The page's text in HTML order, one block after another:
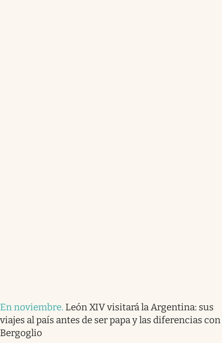
En noviembre. León XIV visitará la Argentina: sus
viajes al país antes de ser papa y las diferencias con
Bergoglio